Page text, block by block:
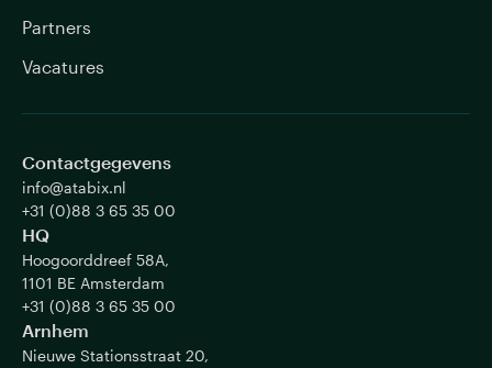
Contactgegevens
info@atabix.nl
+31 (0)88 3 65 35 00
HQ
Hoogoorddreef 58A,
1101 BE Amsterdam
+31 (0)88 3 65 35 00
Arnhem
Nieuwe Stationsstraat 20,
Partners
Vacatures